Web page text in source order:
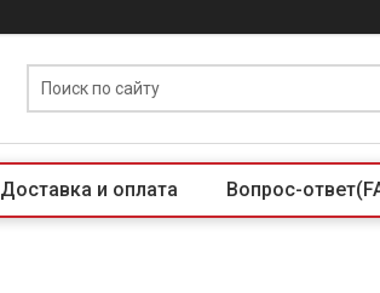
Доставка и оплата Вопрос-